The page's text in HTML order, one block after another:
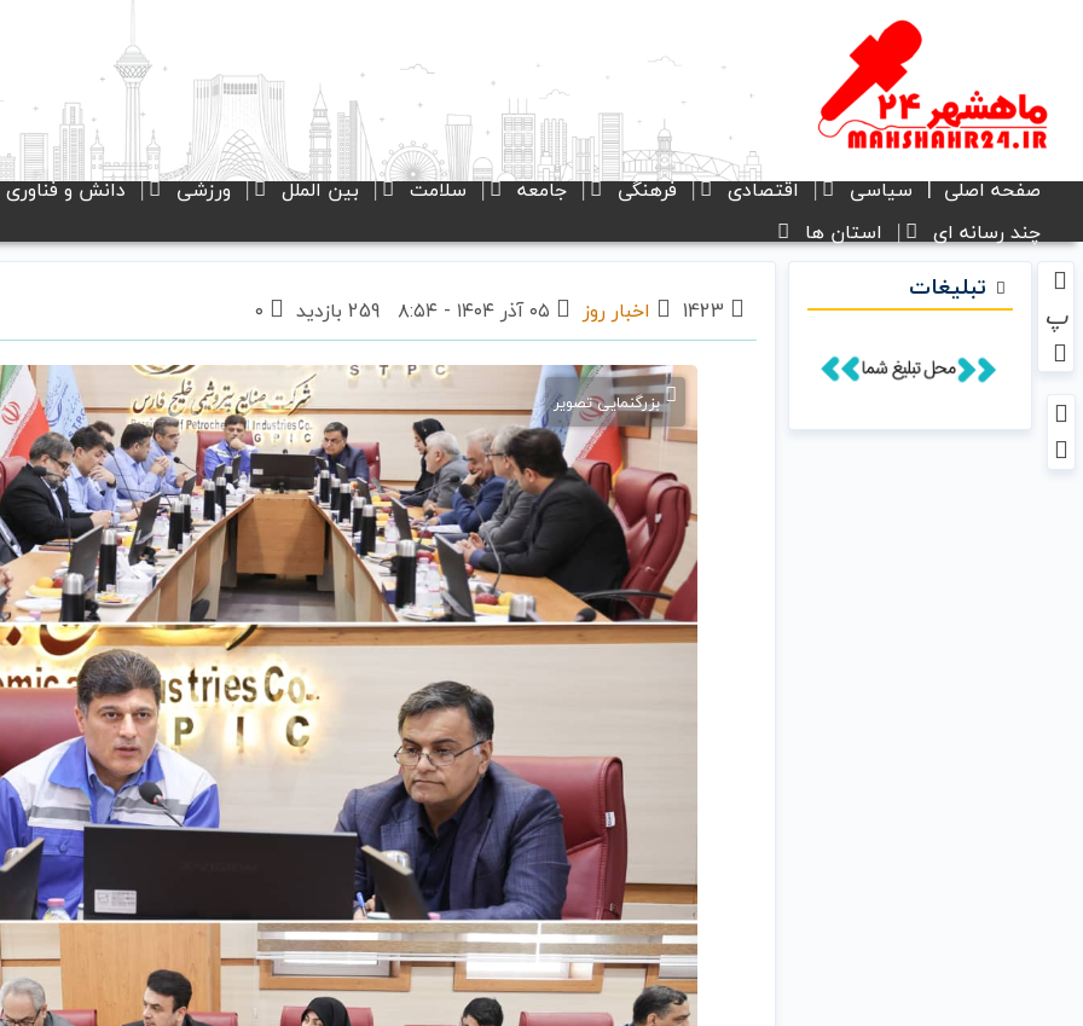
صفحه اصلی سیاسی اقتصادی فرهنگی جامعه سلامت بین الملل ورزشی دانش و فناوری
چند رسانه ای
استان ها
پ
تبلیغات
اخبار روز 259 بازدید ۰
بزرگنمایی تصویر